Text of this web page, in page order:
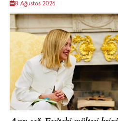
8 Ağustos 2026